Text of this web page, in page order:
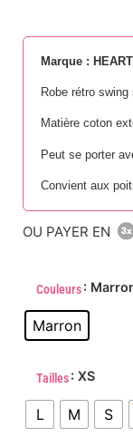
Marque :
Robe rétro
Matière coton
Peut se porter
Convient aux
OU PAYER EN
Couleurs:
Marron
Tailles: XS
L M S